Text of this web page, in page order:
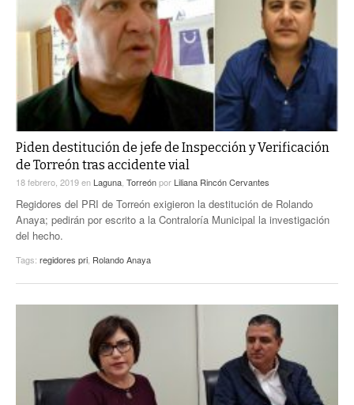
Piden destitución de jefe de Inspección y Verificación
de Torreón tras accidente vial
18 febrero, 2019en Laguna Torreónpor Liliana Rincón Cervantes
Regidores del PRI de Torreón exigieron la destitución de Rolando
Anaya; pedirán por escrito a la Contraloría Municipal la investigación
del hecho.
Tags: regidores pri Rolando Anaya